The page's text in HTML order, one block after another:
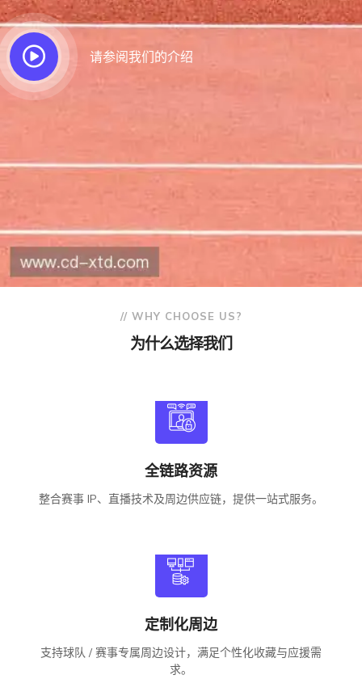
请参阅我们的介绍
// WHY CHOOSE US?
为什么选择我们
全链路资源
整合赛事 IP、直播技术及周边供应链，提供一站式服务。
定制化周边
支持球队 / 赛事专属周边设计，满足个性化收藏与应援需
求。